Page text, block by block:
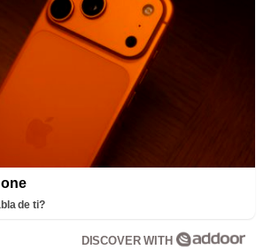
de ti?
DISCOVER WITH